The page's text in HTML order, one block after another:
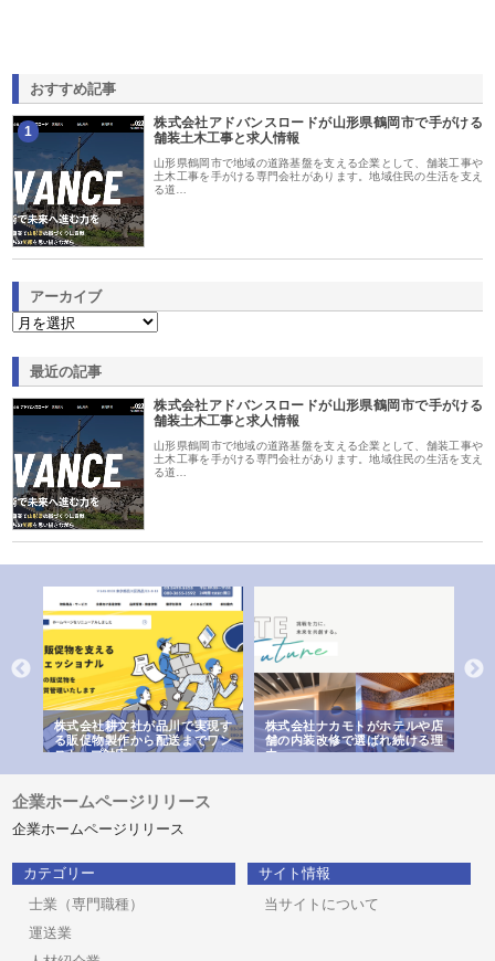
おすすめ記事
1
株式会社アドバンスロードが山形県鶴岡市で手がける
舗装土木工事と求人情報
山形県鶴岡市で地域の道路基盤を支える企業として、舗装工事や
土木工事を手がける専門会社があります。地域住民の生活を支え
る道…
アーカイブ
最近の記事
株式会社アドバンスロードが山形県鶴岡市で手がける
舗装土木工事と求人情報
山形県鶴岡市で地域の道路基盤を支える企業として、舗装工事や
土木工事を手がける専門会社があります。地域住民の生活を支え
る道…
株式会社耕文社が品川で実現す
る販促物製作から配送までワン
ストップ対応
株式会社ナカモトがホテルや店
舗の内装改修で選ばれ続ける理
由
企業ホームページリリース
企業ホームページリリース
カテゴリー
士業（専門職種）
運送業
サイト情報
当サイトについて